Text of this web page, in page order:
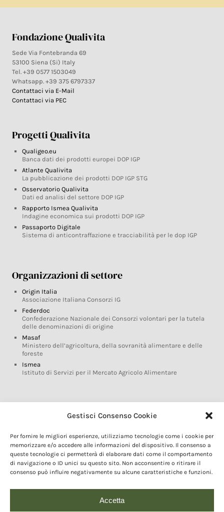
Gestisci Consenso Cookie
Per fornire le migliori esperienze, utilizziamo tecnologie come i cookie per
memorizzare e/o accedere alle informazioni del dispositivo. Il consenso a
queste tecnologie ci permetterà di elaborare dati come il comportamento
di navigazione o ID unici su questo sito. Non acconsentire o ritirare il
consenso può influire negativamente su alcune caratteristiche e funzioni.
Accetta
Fondazione Qualivita
Sede Via Fontebranda 69
53100 Siena (Si) Italy
Tel. +39 0577 1503049
Whatsapp. +39 375 6797337
Contattaci via E-Mail
Contattaci via PEC
Progetti Qualivita
Qualigeo.eu
Banca dati dei prodotti europei DOP IGP
Atlante Qualivita
La pubblicazione dei prodotti DOP IGP STG
Osservatorio Qualivita
Dati ed analisi del settore DOP IGP
Rapporto Ismea Qualivita
Indagine economica sui prodotti DOP IGP
Passaporto Digitale
Sistema di anticontraffazione e tracciabilità per le dop IGP
Organizzazioni di settore
Origin Italia
Associazione Italiana Consorzi IG
Federdoc
Confederazione Nazionale dei Consorzi volontari per la tutela
delle denominazioni di origine
Masaf
Ministero dell’agricoltura, della sovranità alimentare e delle
foreste
Ismea
Istituto di Servizi per il Mercato Agricolo Alimentare
Glossario DOP IGP
Marchi DOP IGP
Normativa prodotti DOP IGP
Consorzi di Tutela
Farm To Fork e prodotti DOP IGP